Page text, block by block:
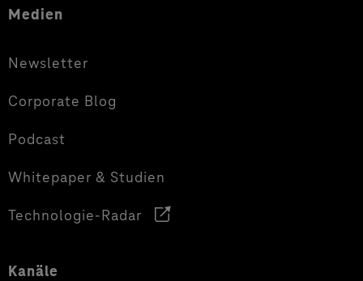
Medien
Newsletter
Corporate Blog
Podcast
Whitepaper & Studien
Technologie-Radar
Kanäle